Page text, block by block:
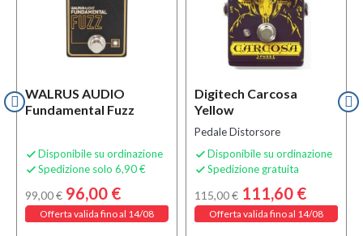
WALRUS AUDIO
Fundamental Fuzz
 Disponibile su ordinazione
 Spedizione solo 6,90 €
99,00 € 96,00 €
Offerta valida fino al 14/08
Digitech Carcosa
Yellow
Pedale Distorsore
 Disponibile su ordinazione
 Spedizione gratuita
115,00 € 111,60 €
Offerta valida fino al 14/08